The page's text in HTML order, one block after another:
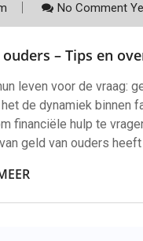
No Comment
– Tips en
leven voor de vraag:
de dynamiek binnen
financiële hulp te
geld van ouders heeft